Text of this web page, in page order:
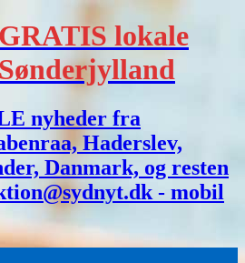
lokale
nyheder fra
Haderslev,
Danmark, og resten
- mobil